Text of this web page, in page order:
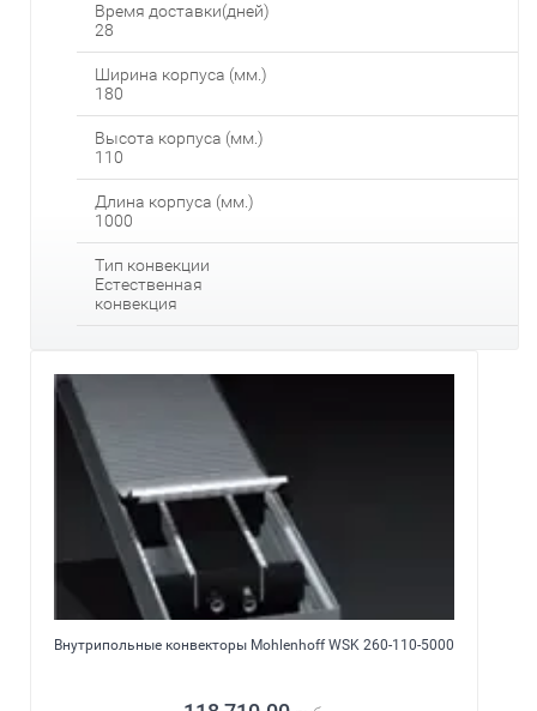
Время доставки(дней)
28
Ширина корпуса (мм.)
180
Высота корпуса (мм.)
110
Длина корпуса (мм.)
1000
Тип конвекции
Естественная
конвекция
Внутрипольные конвекторы Mohlenhoff WSK 260-110-5000